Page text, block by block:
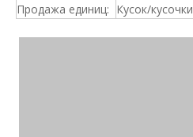
Продажа единиц: Кусок/кусочки